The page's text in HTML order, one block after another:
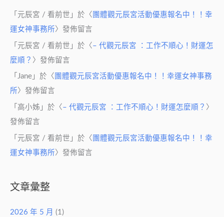
「 元辰宮 / 看前世 」於〈 團體觀元辰宮活動優惠報名中！！幸
運女神事務所 〉發佈留言
「 元辰宮 / 看前世 」於〈 – 代觀元辰宮 ：工作不順心！財運怎
麼順？ 〉發佈留言
「 Jane 」於〈 團體觀元辰宮活動優惠報名中！！幸運女神事務
所〉發佈留言
「 高小姊 」於〈 – 代觀元辰宮 ：工作不順心！財運怎麼順？ 〉
發佈留言
「 元辰宮 / 看前世 」於〈 團體觀元辰宮活動優惠報名中！！幸
運女神事務所〉發佈留言
文章彙整
2026 年 5 月 (1)